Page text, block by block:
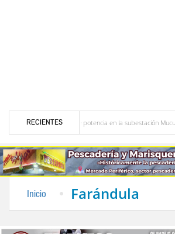
RECIENTES
transformador de potencia en la subestación Mucuchies
Inicio Farándula